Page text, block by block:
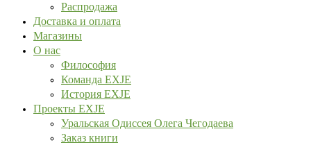
Распродажа
Доставка и оплата
Магазины
О нас
Философия
Команда EXJE
История EXJE
Проекты EXJE
Уральская Одиссея Олега Чегодаева
Заказ книги